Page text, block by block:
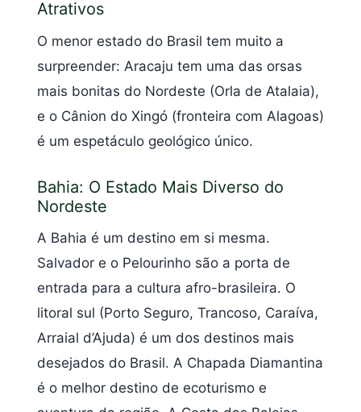
Atrativos
O menor estado do Brasil tem muito a
surpreender: Aracaju tem uma das orsas
mais bonitas do Nordeste (Orla de Atalaia),
e o Cânion do Xingó (fronteira com Alagoas)
é um espetáculo geológico único.
Bahia: O Estado Mais Diverso do
Nordeste
A Bahia é um destino em si mesma.
Salvador e o Pelourinho são a porta de
entrada para a cultura afro-brasileira. O
litoral sul (Porto Seguro, Trancoso, Caraíva,
Arraial d’Ajuda) é um dos destinos mais
desejados do Brasil. A Chapada Diamantina
é o melhor destino de ecoturismo e